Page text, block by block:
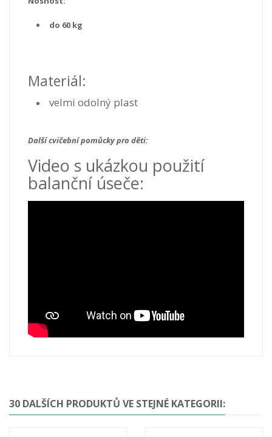
do 60 kg
Materiál:
velmi odolný plast
Další cvičební pomůcky pro děti:
Video s ukázkou použití
balanční úseče:
30 DALŠÍCH PRODUKTŮ VE STEJNÉ KATEGORII: